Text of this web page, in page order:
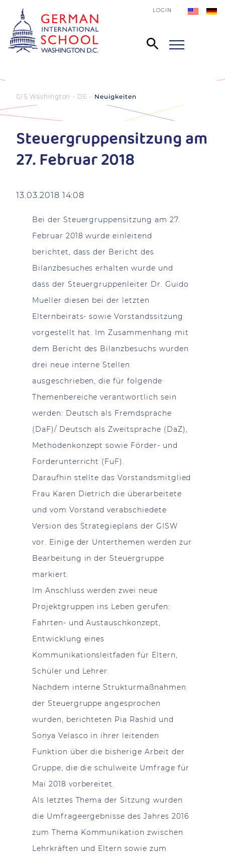
LOGIN
GIS Washington - DE Neuigkeiten
Steuergruppensitzung am
27. Februar 2018
13.03.2018 14:08
Bei der Steuergruppensitzung am 27.
Februar 2018 wurde einleitend
berichtet, dass der Bericht des
Bilanzbesuches erhalten wurde und
dass der Steuergruppenleiter Dr. Guido
Mueller diesen bei der letzten
Elternbeirats- sowie Vorstandssitzung
vorgestellt hat. Im Zusammenhang mit
dem Bericht des Bilanzbesuchs wurden
drei neue interne Stellen
ausgeschrieben, die für folgende
Themenbereiche verantwortlich sein
werden: Deutsch als Fremdsprache
(DaF)/ Deutsch als Zweitsprache (DaZ),
Methodenkonzept sowie Förder- und
Forderunterricht (FuF).
Daraufhin stellte das Vorstandsmitglied
Frau Karen Dietrich die überarbeitete
und vom Vorstand verabschiedete
Version des Strategieplans der GISW
vor. Einige der Unterthemen werden zur
Bearbeitung in der Steuergruppe
markiert.
Im Anschluss werden zwei neue
Projektgruppen ins Leben gerufen:
Fahrten- und Austauschkonzept,
Entwicklung eines
Kommunikationsleitfaden für Eltern,
Schüler und Lehrer.
Nachdem interne Strukturmaßnahmen
der Steuergruppe angesprochen
wurden, berichteten Pia Rashid und
Sonya Velasco in ihrer leitenden
Funktion über die bisherige Arbeit der
Gruppe, die die schulweite Umfrage für
Mai 2018 vorbereitet.
Als letztes Thema der Sitzung wurden
die Umfrageergebnisse des Jahres 2016
zum Thema Kommunikation zwischen
Lehrkräften und Eltern sowie zum